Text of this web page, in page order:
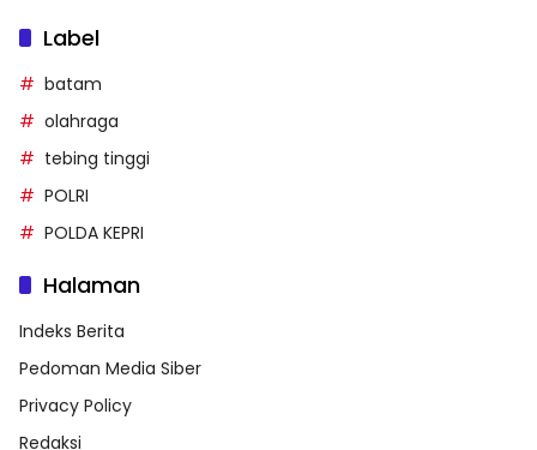
Label
batam
olahraga
tebing tinggi
POLRI
POLDA KEPRI
Halaman
Indeks Berita
Pedoman Media Siber
Privacy Policy
Redaksi